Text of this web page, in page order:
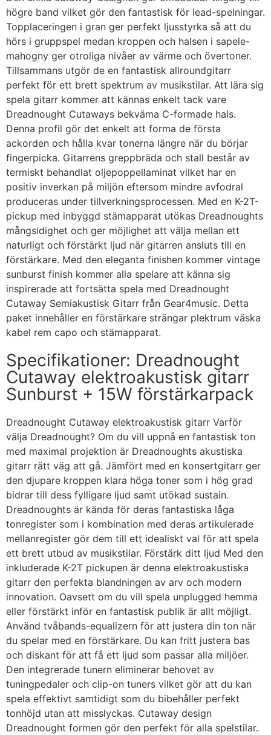
högre band vilket gör den fantastisk för lead-spelningar.
Topplaceringen i gran ger perfekt ljusstyrka så att du
hörs i gruppspel medan kroppen och halsen i sapele-
mahogny ger otroliga nivåer av värme och övertoner.
Tillsammans utgör de en fantastisk allroundgitarr
perfekt för ett brett spektrum av musikstilar. Att lära sig
spela gitarr kommer att kännas enkelt tack vare
Dreadnought Cutaways bekväma C-formade hals.
Denna profil gör det enkelt att forma de första
ackorden och hålla kvar tonerna längre när du börjar
fingerpicka. Gitarrens greppbräda och stall består av
termiskt behandlat oljepoppellaminat vilket har en
positiv inverkan på miljön eftersom mindre avfodral
produceras under tillverkningsprocessen. Med en K-2T-
pickup med inbyggd stämapparat utökas Dreadnoughts
mångsidighet och ger möjlighet att välja mellan ett
naturligt och förstärkt ljud när gitarren ansluts till en
förstärkare. Med den eleganta finishen kommer vintage
sunburst finish kommer alla spelare att känna sig
inspirerade att fortsätta spela med Dreadnought
Cutaway Semiakustisk Gitarr från Gear4music. Detta
paket innehåller en förstärkare strängar plektrum väska
kabel rem capo och stämapparat.
Specifikationer: Dreadnought
Cutaway elektroakustisk gitarr
Sunburst + 15W förstärkarpack
Dreadnought Cutaway elektroakustisk gitarr Varför
välja Dreadnought? Om du vill uppnå en fantastisk ton
med maximal projektion är Dreadnoughts akustiska
gitarr rätt väg att gå. Jämfört med en konsertgitarr ger
den djupare kroppen klara höga toner som i hög grad
bidrar till dess fylligare ljud samt utökad sustain.
Dreadnoughts är kända för deras fantastiska låga
tonregister som i kombination med deras artikulerade
mellanregister gör dem till ett idealiskt val för att spela
ett brett utbud av musikstilar. Förstärk ditt ljud Med den
inkluderade K-2T pickupen är denna elektroakustiska
gitarr den perfekta blandningen av arv och modern
innovation. Oavsett om du vill spela unplugged hemma
eller förstärkt inför en fantastisk publik är allt möjligt.
Använd tvåbands-equalizern för att justera din ton när
du spelar med en förstärkare. Du kan fritt justera bas
och diskant för att få ett ljud som passar alla miljöer.
Den integrerade tunern eliminerar behovet av
tuningpedaler och clip-on tuners vilket gör att du kan
spela effektivt samtidigt som du bibehåller perfekt
tonhöjd utan att misslyckas. Cutaway design
Dreadnought formen gör den perfekt för alla spelstilar.